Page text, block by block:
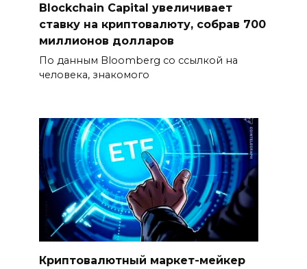
Blockchain Capital увеличивает
ставку на криптовалюту, собрав 700
миллионов долларов
По данным Bloomberg со ссылкой на
человека, знакомого
Криптовалютный маркет-мейкер